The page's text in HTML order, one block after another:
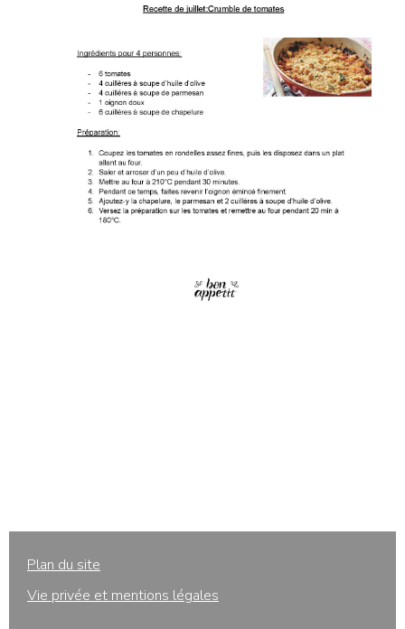
Plan du site
Vie privée et mentions légales